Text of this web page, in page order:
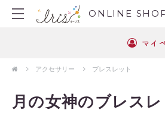
ONLINE
マイ
アクセサリー ブレスレット
月の女神のブレス